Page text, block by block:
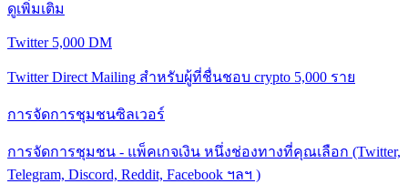
ดูเพิ่มเติม
Twitter 5,000 DM
Twitter Direct Mailing สำหรับผู้ที่ชื่นชอบ crypto 5,000 ราย
การจัดการชุมชนซิลเวอร์
การจัดการชุมชน - แพ็คเกจเงิน หนึ่งช่องทางที่คุณเลือก (Twitter,
Telegram, Discord, Reddit, Facebook ฯลฯ )